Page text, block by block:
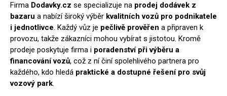
Firma Dodavky.cz se specializuje na prodej dodávek z
bazaru a nabízí široký výběr kvalitních vozů pro podnikatele
i jednotlivce. Každý vůz je pečlivě prověřen a připraven k
provozu, takže zákazníci mohou vybírat s jistotou. Kromě
prodeje poskytuje firma i poradenství při výběru a
financování vozů, což z ní činí spolehlivého partnera pro
každého, kdo hledá praktické a dostupné řešení pro svůj
vozový park.